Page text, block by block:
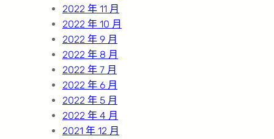
2022 年 11 月
2022 年 10 月
2022 年 9 月
2022 年 8 月
2022 年 7 月
2022 年 6 月
2022 年 5 月
2022 年 4 月
2021 年 12 月